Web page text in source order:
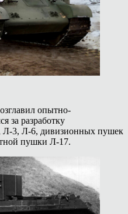
опытно-
за разработку
Л-3, Л-6, дивизионных пушек
пушки Л-17.